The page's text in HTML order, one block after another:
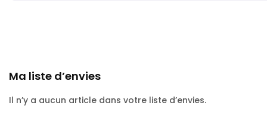
Ma liste d’envies
Il n’y a aucun article dans votre liste d’envies.